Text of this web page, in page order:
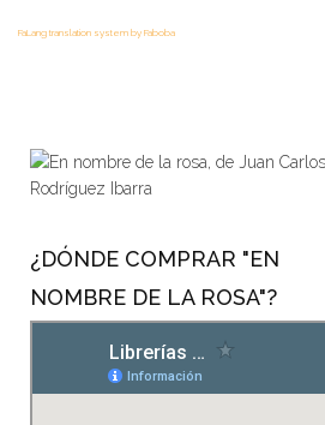
FaLang translation system by Faboba
¿DÓNDE COMPRAR "EN
NOMBRE DE LA ROSA"?